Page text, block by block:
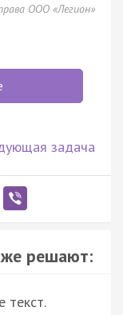
ООО «Легион»
задача
решают:
текст.